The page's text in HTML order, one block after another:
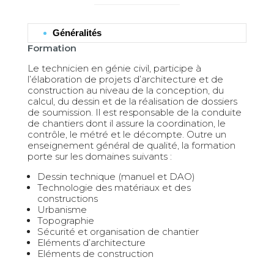
Généralités
Formation
Le technicien en génie civil, participe à
l’élaboration de projets d’architecture et de
construction au niveau de la conception, du
calcul, du dessin et de la réalisation de dossiers
de soumission. Il est responsable de la conduite
de chantiers dont il assure la coordination, le
contrôle, le métré et le décompte. Outre un
enseignement général de qualité, la formation
porte sur les domaines suivants :
Dessin technique (manuel et DAO)
Technologie des matériaux et des
constructions
Urbanisme
Topographie
Sécurité et organisation de chantier
Eléments d’architecture
Eléments de construction